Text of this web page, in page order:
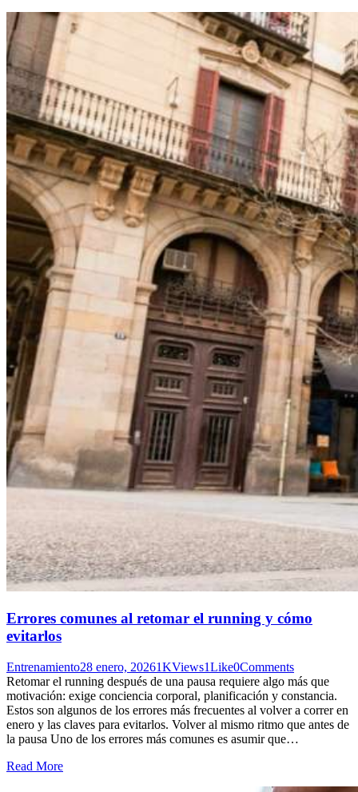
Errores comunes al retomar el running y cómo
evitarlos
Entrenamiento28 enero, 20261KViews1Like0Comments
Retomar el running después de una pausa requiere algo más que
motivación: exige conciencia corporal, planificación y constancia.
Estos son algunos de los errores más frecuentes al volver a correr en
enero y las claves para evitarlos. Volver al mismo ritmo que antes de
la pausa Uno de los errores más comunes es asumir que…
Read More